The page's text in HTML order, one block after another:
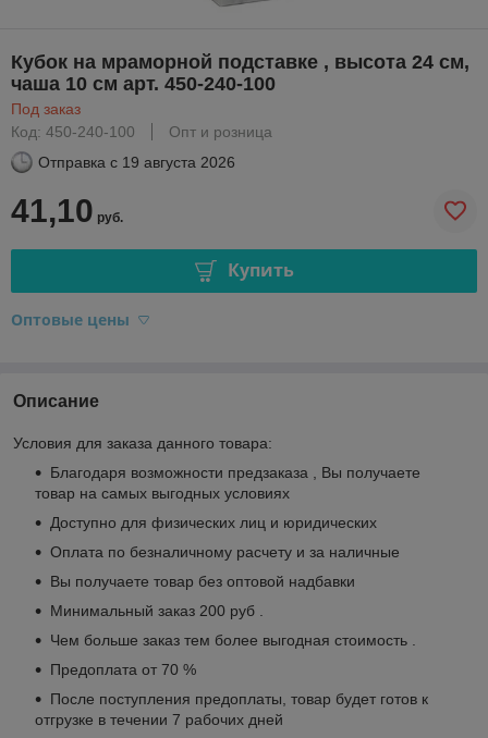
Кубок на мраморной подставке , высота 24 см,
чаша 10 см арт. 450-240-100
Под заказ
Код: 450-240-100
Опт и розница
Отправка с 19 августа 2026
41,10 руб.
Купить
Оптовые цены
Описание
Условия для заказа данного товара:
Благодаря возможности предзаказа , Вы получаете
товар на самых выгодных условиях
Доступно для физических лиц и юридических
Оплата по безналичному расчету и за наличные
Вы получаете товар без оптовой надбавки
Минимальный заказ 200 руб .
Чем больше заказ тем более выгодная стоимость .
Предоплата от 70 %
После поступления предоплаты, товар будет готов к
отгрузке в течении 7 рабочих дней